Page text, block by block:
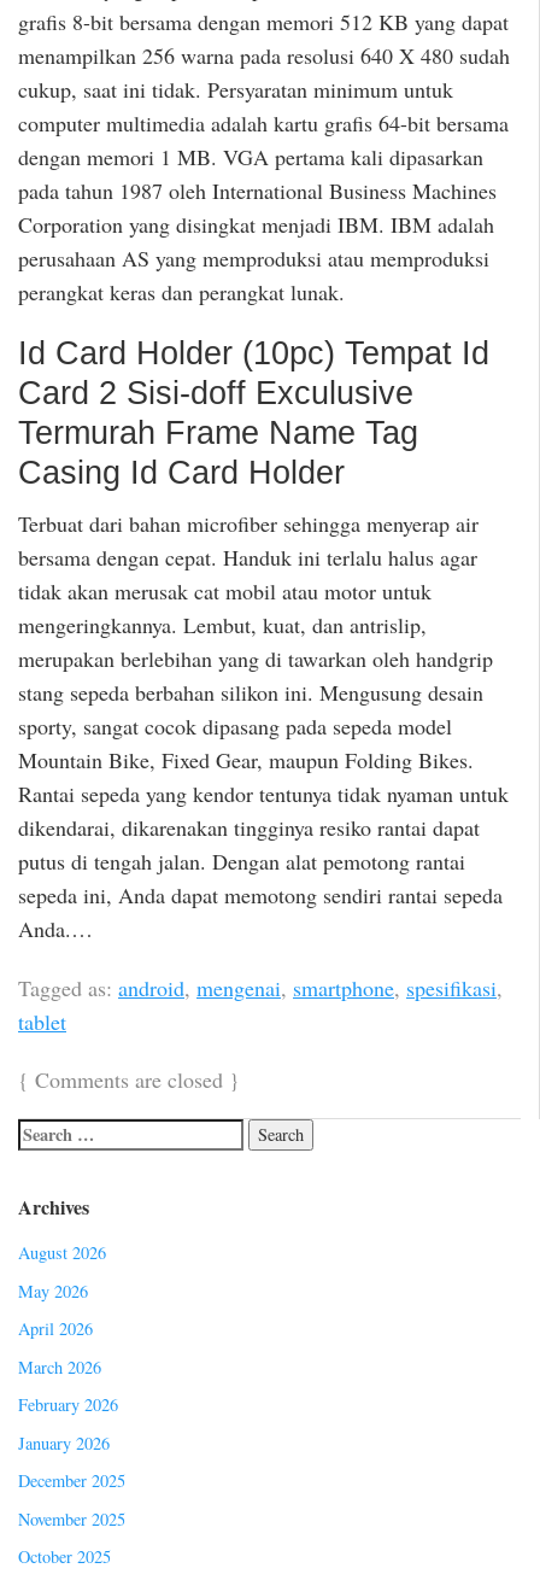
grafis 8-bit bersama dengan memori 512 KB yang dapat
menampilkan 256 warna pada resolusi 640 X 480 sudah
cukup, saat ini tidak. Persyaratan minimum untuk
computer multimedia adalah kartu grafis 64-bit bersama
dengan memori 1 MB. VGA pertama kali dipasarkan
pada tahun 1987 oleh International Business Machines
Corporation yang disingkat menjadi IBM. IBM adalah
perusahaan AS yang memproduksi atau memproduksi
perangkat keras dan perangkat lunak.
Id Card Holder (10pc) Tempat Id
Card 2 Sisi-doff Exculusive
Termurah Frame Name Tag
Casing Id Card Holder
Terbuat dari bahan microfiber sehingga menyerap air
bersama dengan cepat. Handuk ini terlalu halus agar
tidak akan merusak cat mobil atau motor untuk
mengeringkannya. Lembut, kuat, dan antrislip,
merupakan berlebihan yang di tawarkan oleh handgrip
stang sepeda berbahan silikon ini. Mengusung desain
sporty, sangat cocok dipasang pada sepeda model
Mountain Bike, Fixed Gear, maupun Folding Bikes.
Rantai sepeda yang kendor tentunya tidak nyaman untuk
dikendarai, dikarenakan tingginya resiko rantai dapat
putus di tengah jalan. Dengan alat pemotong rantai
sepeda ini, Anda dapat memotong sendiri rantai sepeda
Anda.…
Tagged as: android, mengenai, smartphone, spesifikasi,
tablet
{ Comments are closed }
Archives
August 2026
May 2026
April 2026
March 2026
February 2026
January 2026
December 2025
November 2025
October 2025